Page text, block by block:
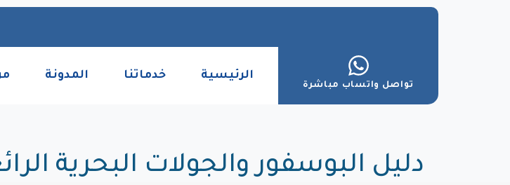
تواصل واتساب مباشرة
الرئيسية خدماتنا المدونة
دليل البوسفور والجولات البحرية